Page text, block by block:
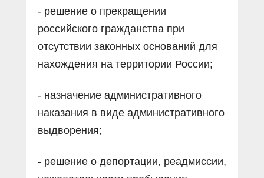
- решение о прекращении
российского гражданства при
отсутствии законных оснований для
нахождения на территории России;
- назначение административного
наказания в виде административного
выдворения;
- решение о депортации, реадмиссии,